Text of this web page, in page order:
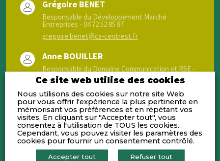
Grégoire BENET
Responsable du Développement Marché
Entreprises - 04 72 52 85 87
gregoire.benet@ca-centrest.fr
Anne BOUILLER
Responsable du Domaine Communication et RSE -
04 72 52 65 08
Activités
Ce site web utilise des cookies
Nous utilisons des cookies sur notre site Web
pour vous offrir l'expérience la plus pertinente en
mémorisant vos préférences et en répétant vos
visites. En cliquant sur "Accepter tout", vous
consentez à l'utilisation de TOUS les cookies.
Cependant, vous pouvez visiter les paramètres des
cookies pour fournir un consentement contrôlé.
Accepter tout Refuser tout